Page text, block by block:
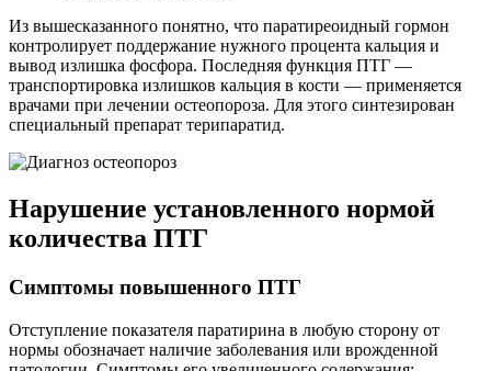
Из вышесказанного понятно, что паратиреоидный гормон
контролирует поддержание нужного процента кальция и
вывод излишка фосфора. Последняя функция ПТГ —
транспортировка излишков кальция в кости — применяется
врачами при лечении остеопороза. Для этого синтезирован
специальный препарат терипаратид.
Нарушение установленного нормой
количества ПТГ
Симптомы повышенного ПТГ
Отступление показателя паратирина в любую сторону от
нормы обозначает наличие заболевания или врожденной